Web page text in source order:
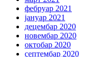
фебруар 2021
јануар 2021
децембар 2020
новембар 2020
октобар 2020
септембар 2020